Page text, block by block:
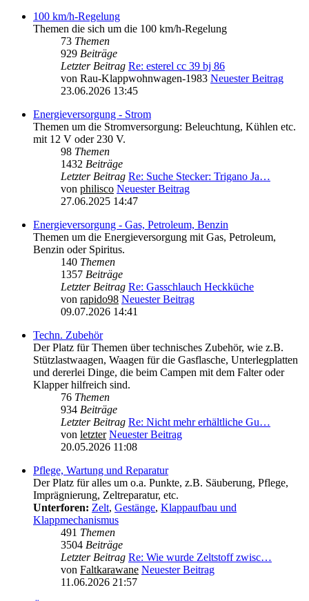
100 km/h-Regelung
Themen die sich um die 100 km/h-Regelung
73 Themen
929 Beiträge
Letzter Beitrag Re: esterel cc 39 bj 86
von Rau-Klappwohnwagen-1983 Neuester Beitrag
23.06.2026 13:45
Energieversorgung - Strom
Themen um die Stromversorgung: Beleuchtung, Kühlen etc.
mit 12 V oder 230 V.
98 Themen
1432 Beiträge
Letzter Beitrag Re: Suche Stecker: Trigano Ja…
von philisco Neuester Beitrag
27.06.2025 14:47
Energieversorgung - Gas, Petroleum, Benzin
Themen um die Energieversorgung mit Gas, Petroleum,
Benzin oder Spiritus.
140 Themen
1357 Beiträge
Letzter Beitrag Re: Gasschlauch Heckküche
von rapido98 Neuester Beitrag
09.07.2026 14:41
Techn. Zubehör
Der Platz für Themen über technisches Zubehör, wie z.B.
Stützlastwaagen, Waagen für die Gasflasche, Unterlegplatten
und dererlei Dinge, die beim Campen mit dem Falter oder
Klapper hilfreich sind.
76 Themen
934 Beiträge
Letzter Beitrag Re: Nicht mehr erhältliche Gu…
von letzter Neuester Beitrag
20.05.2026 11:08
Pflege, Wartung und Reparatur
Der Platz für alles um o.a. Punkte, z.B. Säuberung, Pflege,
Imprägnierung, Zeltreparatur, etc.
Unterforen: Zelt, Gestänge, Klappaufbau und
Klappmechanismus
491 Themen
3504 Beiträge
Letzter Beitrag Re: Wie wurde Zeltstoff zwisc…
von Faltkarawane Neuester Beitrag
11.06.2026 21:57